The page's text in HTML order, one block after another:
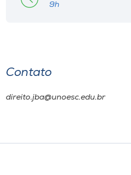
9h
Contato
direito.jba@unoesc.edu.br